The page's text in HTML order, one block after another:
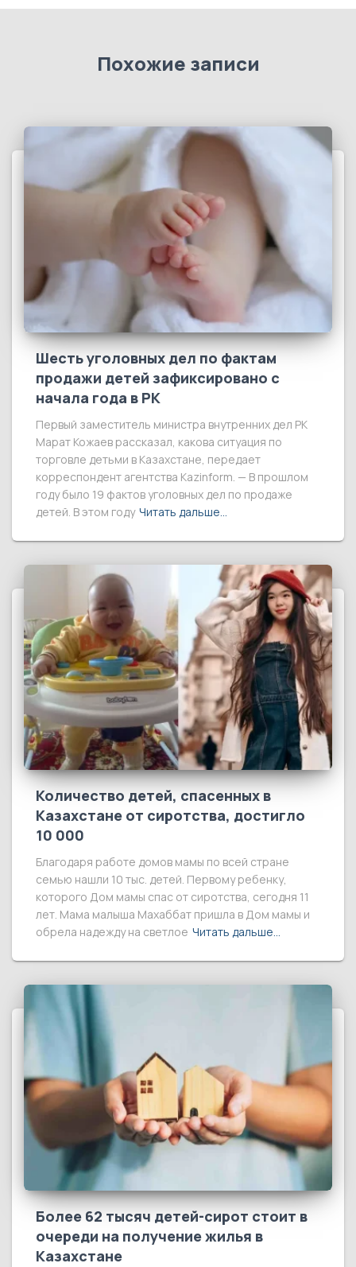
Похожие записи
Шесть уголовных дел по фактам
продажи детей зафиксировано с
начала года в РК
Первый заместитель министра внутренних дел РК
Марат Кожаев рассказал, какова ситуация по
торговле детьми в Казахстане, передает
корреспондент агентства Kazinform. — В прошлом
году было 19 фактов уголовных дел по продаже
детей. В этом году Читать дальше…
Количество детей, спасенных в
Казахстане от сиротства, достигло
10 000
Благодаря работе домов мамы по всей стране
семью нашли 10 тыс. детей. Первому ребенку,
которого Дом мамы спас от сиротства, сегодня 11
лет. Мама малыша Махаббат пришла в Дом мамы и
обрела надежду на светлое Читать дальше…
Более 62 тысяч детей-сирот стоит в
очереди на получение жилья в
Казахстане